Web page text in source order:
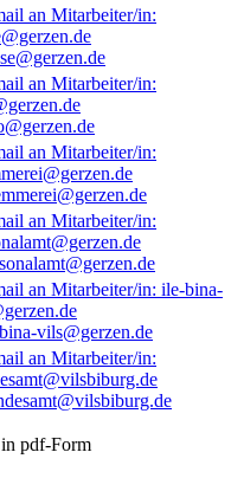
vils@gerzen.de